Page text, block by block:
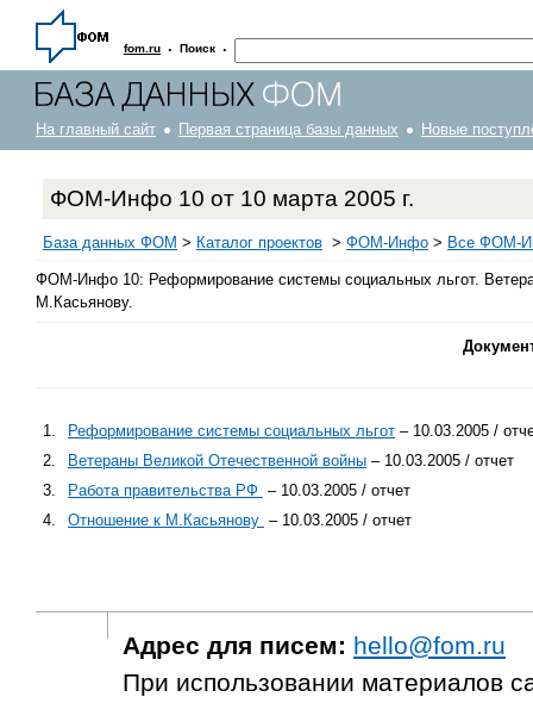
fom.ru · Поиск ·
На главный сайт Первая страница базы данных Новые
ФОМ-Инфо 10 от 10 марта 2005 г.
База данных ФОМ > Каталог проектов > ФOM-Инфо > Все ФОМ-
ФОМ-Инфо 10: Реформирование системы социальных льгот.
М.Касьянову.
1. Реформирование системы социальных льгот – 10.03.2005 /
2.
Ветераны Великой Отечественной войны – 10.03.2005 / отчет
3.
Работа правительства РФ – 10.03.2005 / отчет
4.
Отношение к М.Касьянову – 10.03.2005 / отчет
Адрес для писем: hello@fom.ru
При использовании материалов